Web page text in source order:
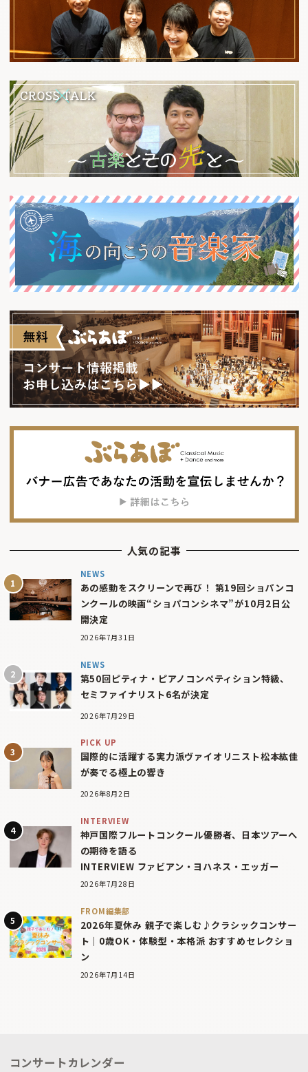
人気の記事
NEWS
あの感動をスクリーンで再び！ 第19回ショパンコ
ンクールの映画“ショパコンシネマ”が10月2日公
開決定
2026年7月31日
NEWS
第50回ピティナ・ピアノコンペティション特級、
セミファイナリスト6名が決定
2026年7月29日
PICK UP
国際的に活躍する実力派ヴァイオリニスト松本紘佳
が奏でる極上の響き
2026年8月2日
INTERVIEW
神戸国際フルートコンクール優勝者、日本ツアーへ
の期待を語る
INTERVIEW ファビアン・ヨハネス・エッガー
2026年7月28日
FROM編集部
2026年夏休み 親子で楽しむ♪クラシックコンサー
ト｜0歳OK・体験型・本格派 おすすめセレクショ
ン
2026年7月14日
コンサートカレンダー